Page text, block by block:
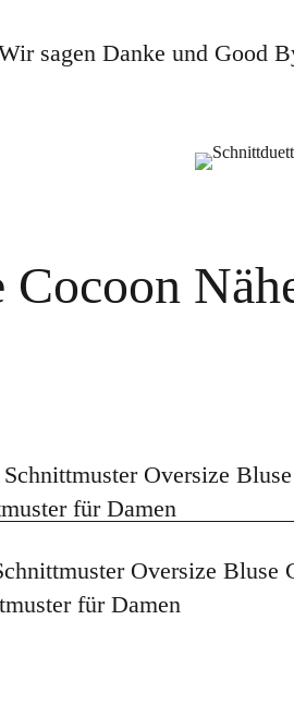
sagen Danke und Good
Oversize Bluse
für Damen